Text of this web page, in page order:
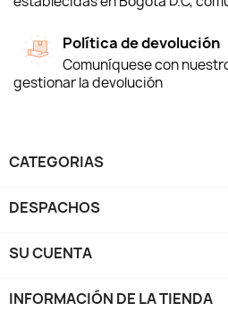
Política de devolución
Comuníquese con
gestionar la devolución
CATEGORIAS
DESPACHOS
SU CUENTA
INFORMACIÓN DE LA TIENDA